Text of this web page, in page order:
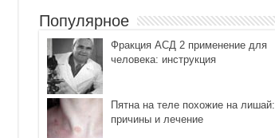
Популярное
Фракция АСД 2 применение для
человека: инструкция
Пятна на теле похожие на лишай:
причины и лечение